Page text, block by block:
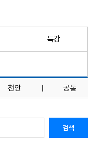
특강
천안 공통
검색